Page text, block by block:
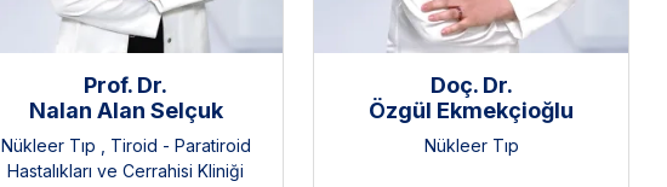
Prof. Dr.
Nalan Alan Selçuk
Nükleer Tıp
Tiroid - Paratiroid
Hastalıkları ve Cerrahisi Kliniği
Doç. Dr.
Özgül Ekmekçioğlu
Nükleer Tıp